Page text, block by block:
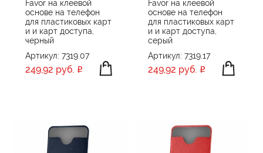
Favor на клеевой
основе на телефон
для пластиковых карт
и и карт доступа,
черный
Артикул: 7319.07
249,92 руб.
Favor на клеевой
основе на телефон
для пластиковых карт
и и карт доступа,
серый
Артикул: 7319.17
249,92 руб.